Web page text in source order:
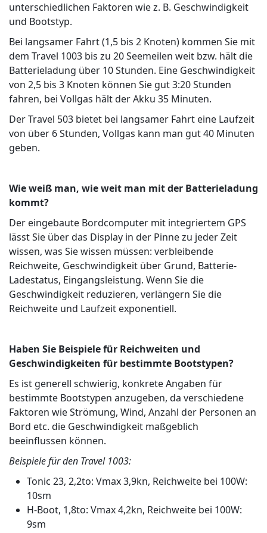
unterschiedlichen Faktoren wie z. B. Geschwindigkeit
und Bootstyp.
Bei langsamer Fahrt (1,5 bis 2 Knoten) kommen Sie mit
dem Travel 1003 bis zu 20 Seemeilen weit bzw. hält die
Batterieladung über 10 Stunden. Eine Geschwindigkeit
von 2,5 bis 3 Knoten können Sie gut 3:20 Stunden
fahren, bei Vollgas hält der Akku 35 Minuten.
Der Travel 503 bietet bei langsamer Fahrt eine Laufzeit
von über 6 Stunden, Vollgas kann man gut 40 Minuten
geben.
Wie weiß man, wie weit man mit der Batterieladung
kommt?
Der eingebaute Bordcomputer mit integriertem GPS
lässt Sie über das Display in der Pinne zu jeder Zeit
wissen, was Sie wissen müssen: verbleibende
Reichweite, Geschwindigkeit über Grund, Batterie-
Ladestatus, Eingangsleistung. Wenn Sie die
Geschwindigkeit reduzieren, verlängern Sie die
Reichweite und Laufzeit exponentiell.
Haben Sie Beispiele für Reichweiten und
Geschwindigkeiten für bestimmte Bootstypen?
Es ist generell schwierig, konkrete Angaben für
bestimmte Bootstypen anzugeben, da verschiedene
Faktoren wie Strömung, Wind, Anzahl der Personen an
Bord etc. die Geschwindigkeit maßgeblich
beeinflussen können.
Beispiele für den Travel 1003:
Tonic 23, 2,2to: Vmax 3,9kn, Reichweite bei 100W:
10sm
H-Boot, 1,8to: Vmax 4,2kn, Reichweite bei 100W:
9sm